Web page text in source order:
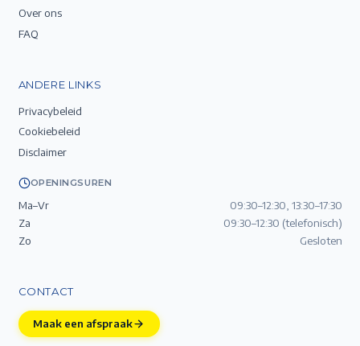
Over ons
FAQ
ANDERE LINKS
Privacybeleid
Cookiebeleid
Disclaimer
OPENINGSUREN
Ma–Vr
09:30–12:30, 13:30–17:30
Za
09:30–12:30 (telefonisch)
Zo
Gesloten
CONTACT
Maak een afspraak